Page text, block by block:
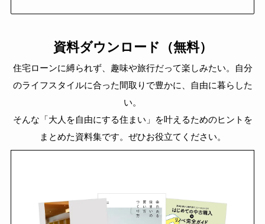
資料ダウンロード（無料）
住宅ローンに縛られず、趣味や旅行だって楽しみたい。自分
のライフスタイルに合った間取りで豊かに、自由に暮らした
い。
そんな「大人を自由にする住まい」を叶えるためのヒントを
まとめた資料集です。ぜひお役立てください。